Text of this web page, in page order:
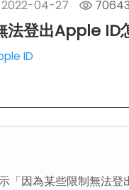
2022-04-27 70643
法登出Apple
ID
因為某些限制無法登